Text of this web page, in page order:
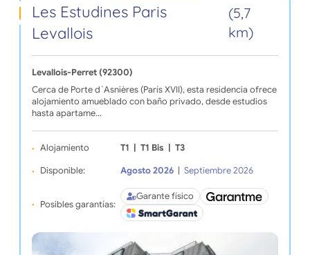
Les Estudines Paris
Levallois
(5,7
km)
Levallois-Perret (92300)
Cerca de Porte d´Asnières (París XVII), esta residencia ofrece
alojamiento amueblado con baño privado, desde estudios
hasta apartame…
Alojamiento T1 T1 Bis T3
Disponible: Agosto 2026 Septiembre 2026
Posibles garantías:
Garante físico